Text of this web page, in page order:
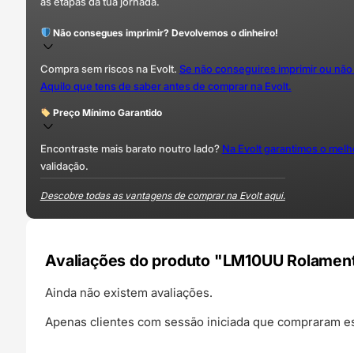
Não consegues imprimir? Devolvemos o dinheiro!
Compra sem riscos na Evolt. Se não conseguires imprimir ou
Aquilo que tens de saber antes de comprar na Evolt.
Preço Mínimo Garantido
Encontraste mais barato noutro lado? Na Evolt garantimos o
validação.
Descobre todas as vantagens de comprar na Evolt aqui.
Avaliações do produto "LM10UU
Ainda não existem avaliações.
Apenas clientes com sessão iniciada que compraram